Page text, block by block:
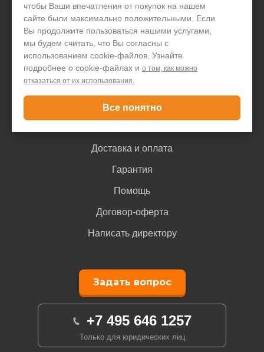
чтобы Ваши впечатления от покупок на нашем
сайте были максимально положительными. Если
Вы продолжите пользоваться нашими услугами,
мы будем считать, что Вы согласны с
использованием cookie-файлов. Узнайте
подробнее о cookie-файлах и о том, как можно
отказаться от их использования.
Все понятно
Организациям
Акции и скидки
Блог
Контакты
Покупателю
Доставка и оплата
Гарантия
Помощь
Договор-оферта
Написать директору
Задать вопрос
+7 495 646 1257
Только для юридических лиц